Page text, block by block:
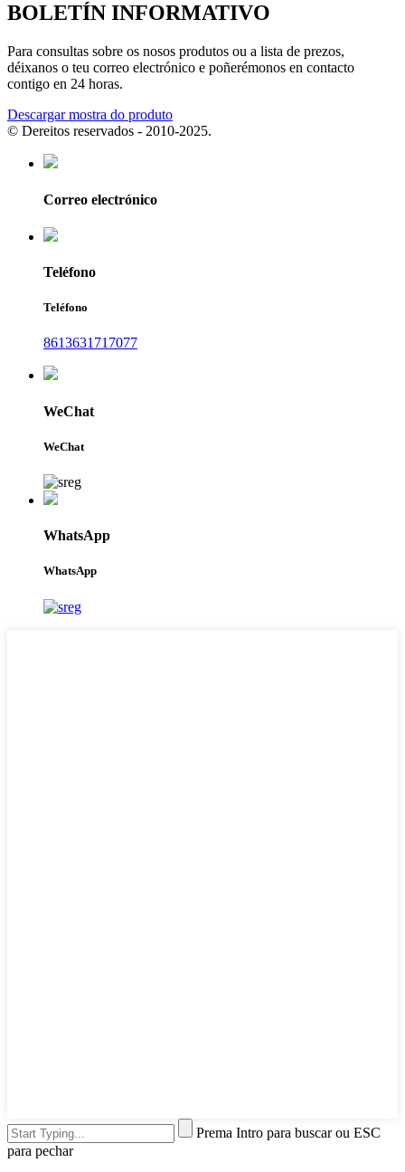
BOLETÍN INFORMATIVO
Para consultas sobre os nosos produtos ou a lista de prezos,
déixanos o teu correo electrónico e poñerémonos en contacto
contigo en 24 horas.
Descargar mostra do produto
© Dereitos reservados - 2010-2025.
Correo electrónico
Teléfono
Teléfono
8613631717077
WeChat
WeChat
WhatsApp
WhatsApp
Prema Intro para buscar ou ESC
para pechar